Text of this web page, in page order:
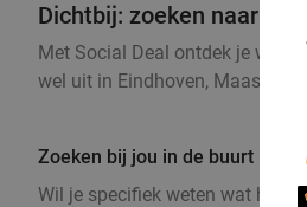
Dichtbij: zoeken naar
Met Social Deal ontdek je wat
wel uit in Eindhoven,
Zoeken bij jou in de buurt
Wil je specifiek weten wat het